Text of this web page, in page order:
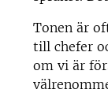
Tonen är
till chefer
om vi är